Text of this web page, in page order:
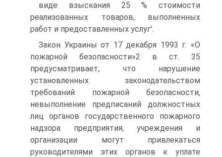
виде взыскания 25 % стоимости
реализованных товаров, выполненных
работ и предоставленных услуг'.
Закон Украины от 17 декабря 1993 г. «О
пожарной безопасности»2 в ст. 35
предусматривает, что нарушение
установленных законодательством
требований пожарной безопасности,
невыполнение предписаний должностных
лиц органов государственного пожарного
надзора предприятия, учреждения и
организации могут привлекаться
руководителями этих органов к уплате